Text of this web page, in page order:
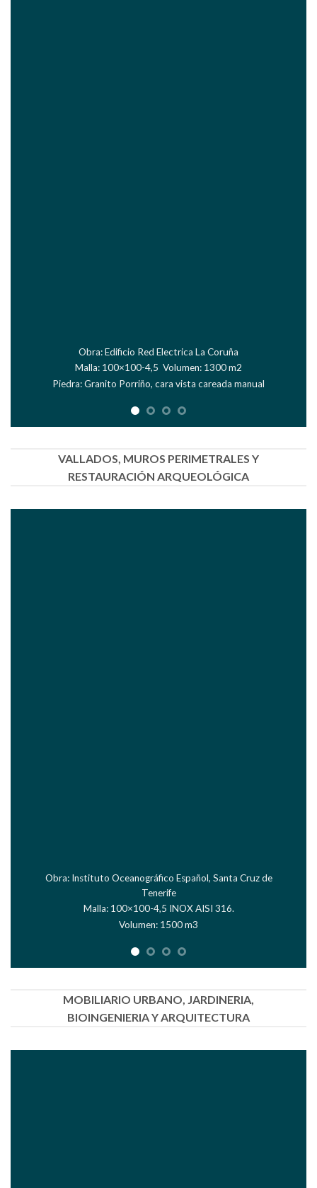
Obra: Avenida Meridiana – Puente de Sarajevo (Barcelona)
Malla: 50×100-4,5 Apaïsada. Superfície: 1400 m2
Piedra: Granodiorita, vertido mecánico
VALLADOS, MUROS PERIMETRALES Y
RESTAURACIÓN ARQUEOLÓGICA
Obra: Muro perimetral urbanitzación Valdebebas (Madrid)
Malla: 100×100-4,5. Volumen: 3018 m3
Piedra: Granodiorita. cara vista careada manual, coronación
vacío
MOBILIARIO URBANO, JARDINERIA,
BIOINGENIERIA Y ARQUITECTURA